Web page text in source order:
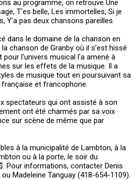
au programme, on retrouve Une
T'es belle, Les immortelles, Si je
Y'a pas deux chansons pareilles.
dans le domaine de la chanson en
chanson de Granby où il s’est hissé
pour l'univers musical l'a amené à
sur les effets de la musique. Il a
de musique tout en poursuivant sa
et francophone.
spectateurs qui ont assisté à son
ont été charmés par sa voix
sur scène de même que par
à la municipalité de Lambton, à la
ou à la porte, le soir du
Pour informations, contacter Denis
Madeleine Tanguay (418-654-1109).